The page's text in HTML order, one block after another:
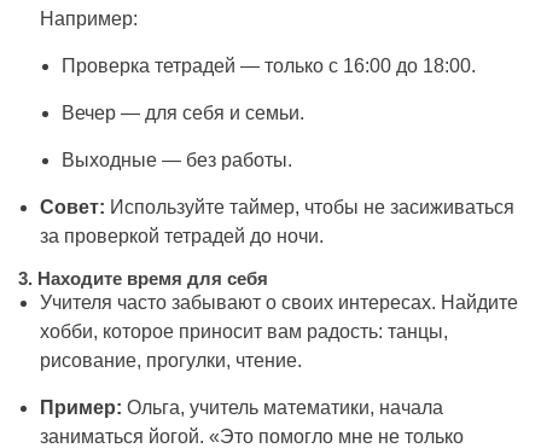
Например:
Проверка тетрадей — только с 16:00 до 18:00.
Вечер — для себя и семьи.
Выходные — без работы.
Совет: Используйте таймер, чтобы не засиживаться
за проверкой тетрадей до ночи.
3. Находите время для себя
Учителя часто забывают о своих интересах. Найдите
хобби, которое приносит вам радость: танцы,
рисование, прогулки, чтение.
Пример: Ольга, учитель математики, начала
заниматься йогой. «Это помогло мне не только